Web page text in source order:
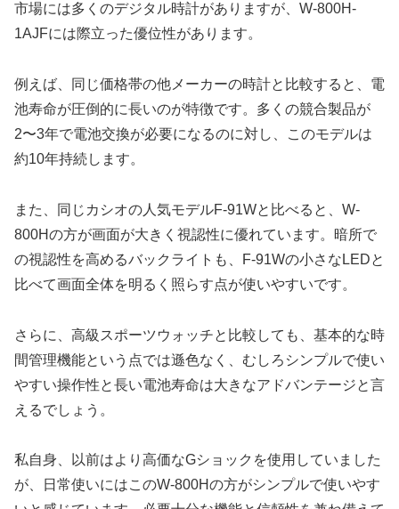
市場には多くのデジタル時計がありますが、W-800H-
1AJFには際立った優位性があります。
例えば、同じ価格帯の他メーカーの時計と比較すると、電
池寿命が圧倒的に長いのが特徴です。多くの競合製品が
2〜3年で電池交換が必要になるのに対し、このモデルは
約10年持続します。
また、同じカシオの人気モデルF-91Wと比べると、W-
800Hの方が画面が大きく視認性に優れています。暗所で
の視認性を高めるバックライトも、F-91Wの小さなLEDと
比べて画面全体を明るく照らす点が使いやすいです。
さらに、高級スポーツウォッチと比較しても、基本的な時
間管理機能という点では遜色なく、むしろシンプルで使い
やすい操作性と長い電池寿命は大きなアドバンテージと言
えるでしょう。
私自身、以前はより高価なGショックを使用していました
が、日常使いにはこのW-800Hの方がシンプルで使いやす